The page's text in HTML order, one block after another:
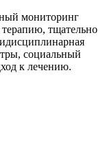
мониторинг
тщательно
социальный
к лечению.